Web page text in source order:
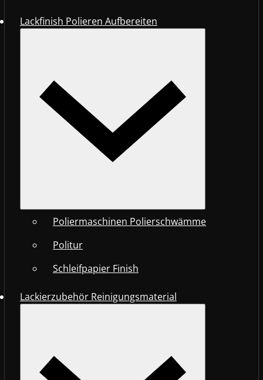
Lackfinish Polieren Aufbereiten
Poliermaschinen Polierschwämme
Politur
Schleifpapier Finish
Lackierzubehör Reinigungsmaterial